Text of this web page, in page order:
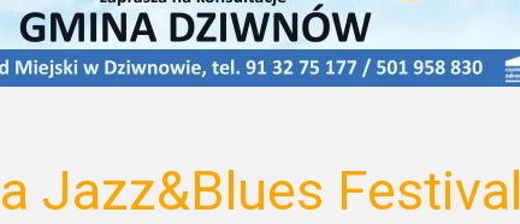
Jazz&Blues Festival